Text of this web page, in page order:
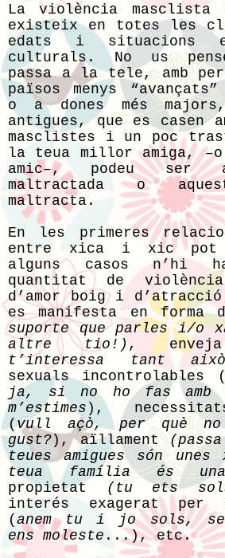
La violència
existeix en totes les
edats i situacions
culturals. No us
passa a la tele, amb
països menys
o a dones més
antigues, que es casen
masclistes i un poc
la teua millor amiga,
amic–, podeu ser
maltractada o
maltracta.
En les primeres
entre xica i xic pot
alguns casos n’hi
quantitat de
d’amor boig i
es manifesta en forma
suporte que parles i/o
altre tio!) ,
t’interessa tant
sexuals incontrolables (
ja, si no ho fas amb
m’estimes ),
(vull açò, per què no
gust?), aïllament
teues amigues són
teua família és una
propietat
(tu ets
interés exagerat per
(anem tu i jo sols,
ens moleste ...), etc.